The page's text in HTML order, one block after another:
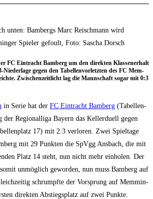
unten: Bambergs Marc Reischmann wird
Spieler gefoult, Foto: Sascha Dorsch
FC Ein­tracht Bam­berg um den direk­ten Klas­sen­er­halt
gegen den Tabel­len­vor­letz­ten des FC Mem­
Zwi­schen­zeit­licht lag die Mann­schaft sogar mit 0:3
in Serie hat der FC Ein­tracht Bam­berg (Tabel­len­
der Regio­nal­li­ga Bay­ern das Kel­ler­du­ell gegen
17) mit 2:3 ver­lo­ren. Zwei Spiel­ta­ge
mit 29 Punk­ten die SpVgg Ans­bach, die mit
Platz 14 steht, nun nicht mehr ein­ho­len. Der
unmög­lich gewor­den, nun muss Bam­berg auf
schrumpf­te der Vor­sprung auf Mem­min­
direk­ten Abstiegs­platz auf zwei Punkte.